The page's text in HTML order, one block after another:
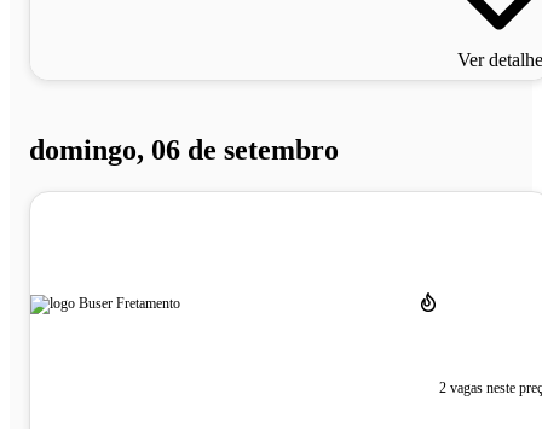
Ver
domingo, 06 de setembro
2 vagas neste